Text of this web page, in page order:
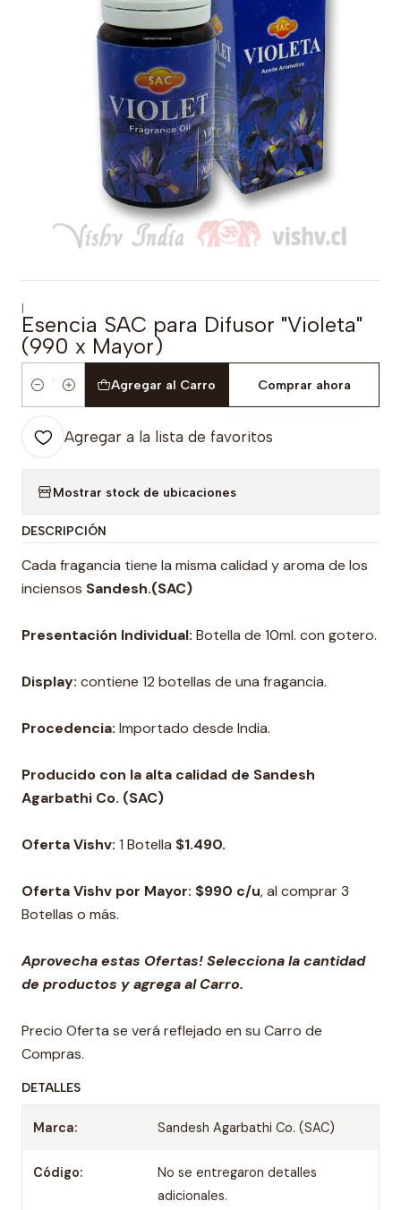
|
Esencia SAC para Difusor "Violeta"
(990 x Mayor)
Cantidad
Agregar al Carro Comprar ahora
Agregar a la lista de favoritos
Mostrar stock de ubicaciones
DESCRIPCIÓN
Cada fragancia tiene la misma calidad y aroma de los
inciensos Sandesh.(SAC)
Presentación Individual: Botella de 10ml. con gotero.
Display: contiene 12 botellas de una fragancia.
Procedencia: Importado desde India.
Producido con la alta calidad de Sandesh
Agarbathi Co. (SAC)
Oferta Vishv: 1 Botella $1.490.
Oferta Vishv por Mayor: $990 c/u, al comprar 3
Botellas o más.
Aprovecha estas Ofertas! Selecciona la cantidad
de productos y agrega al Carro.
Precio Oferta se verá reflejado en su Carro de
Compras.
DETALLES
Marca: Sandesh Agarbathi Co. (SAC)
Código:
No se entregaron detalles
adicionales.